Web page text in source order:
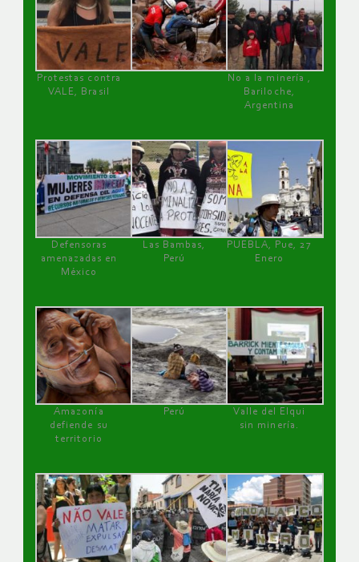
Protestas contra
VALE, Brasil
No a la minería ,
Bariloche,
Argentina
Defensoras
amenazadas en
México
Las Bambas,
Perú
PUEBLA, Pue, 27
Enero
Amazonía
defiende su
territorio
Perú
Valle del Elqui
sin minería.